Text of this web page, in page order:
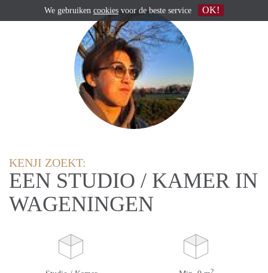
KENJI ZOEKT:
EEN STUDIO / KAMER IN
WAGENINGEN
2
We gebruiken cookies voor de beste service OK!